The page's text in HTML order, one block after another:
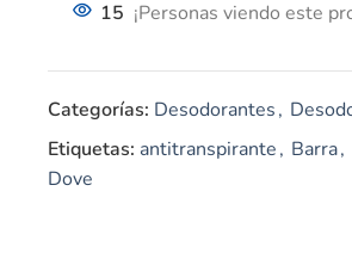
15 ¡Personas viendo este
Categorías: Desodorantes,
Etiquetas: antitranspirante, Barra,
Dove